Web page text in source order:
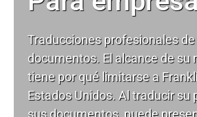
Traducciones profesionales
documentos. El alcance de su
tiene por qué limitarse a
Estados Unidos. Al traducir su
sus documentos, puede